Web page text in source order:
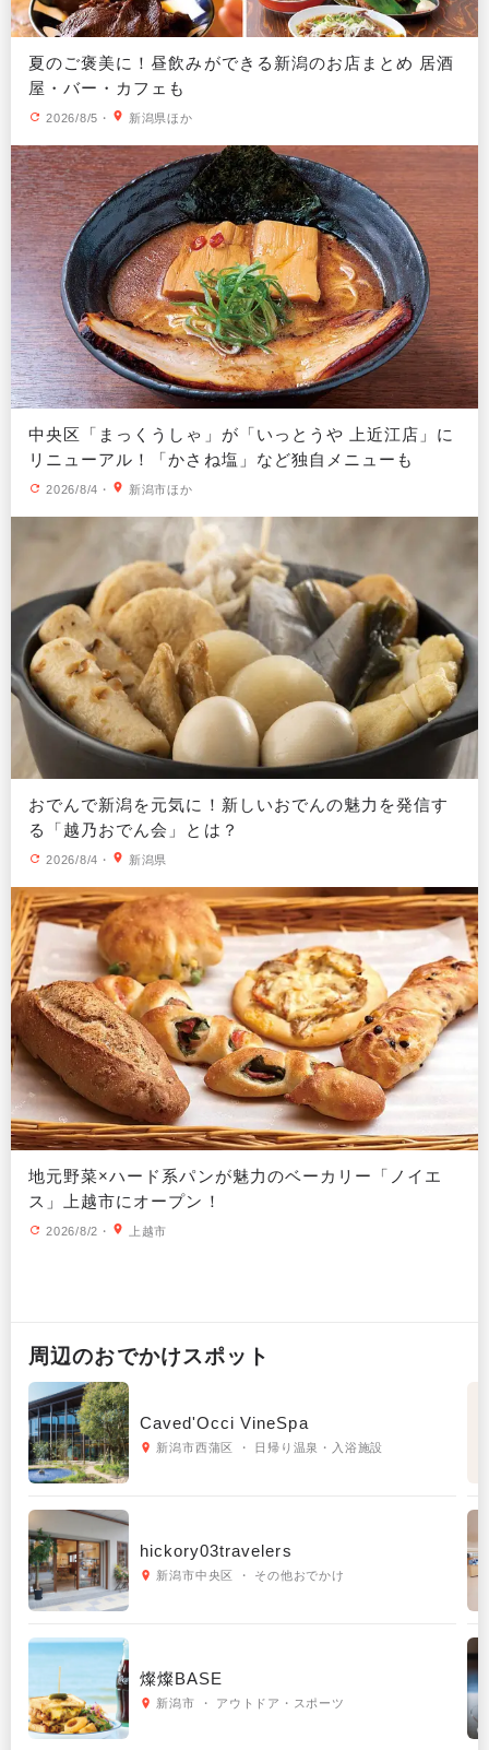
夏のご褒美に！昼飲みができる新潟のお店まとめ 居酒
屋・バー・カフェも
2026/8/5 ・ 新潟県ほか
中央区「まっくうしゃ」が「いっとうや 上近江店」に
リニューアル！「かさね塩」など独自メニューも
2026/8/4 ・ 新潟市ほか
おでんで新潟を元気に！新しいおでんの魅力を発信す
る「越乃おでん会」とは？
2026/8/4 ・ 新潟県
地元野菜×ハード系パンが魅力のベーカリー「ノイエ
ス」上越市にオープン！
2026/8/2 ・ 上越市
周辺のおでかけスポット
Caved'Occi VineSpa
新潟市西蒲区 ・ 日帰り温泉・入浴施設
hickory03travelers
新潟市中央区 ・ その他おでかけ
燦燦BASE
新潟市 ・ アウトドア・スポーツ